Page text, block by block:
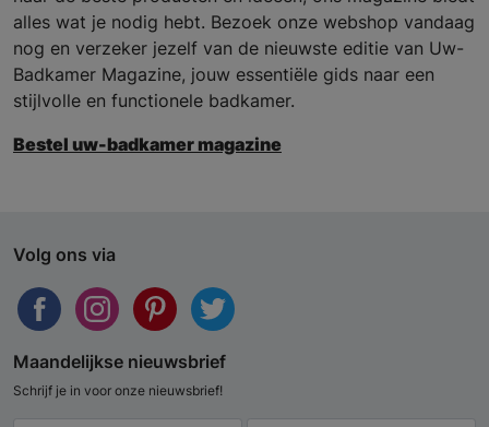
alles wat je nodig hebt. Bezoek onze webshop vandaag
nog en verzeker jezelf van de nieuwste editie van Uw-
Badkamer Magazine, jouw essentiële gids naar een
stijlvolle en functionele badkamer.
Bestel uw-badkamer magazine
Volg ons via
Maandelijkse nieuwsbrief
Schrijf je in voor onze nieuwsbrief!